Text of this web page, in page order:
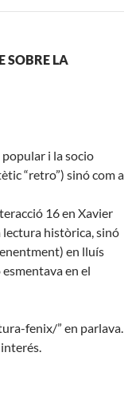
SOBRE LA
i la socio
“retro”) sinó com a
16 en Xavier
lectura històrica, sinó
en lluís
en el
fenix/” en parlava.